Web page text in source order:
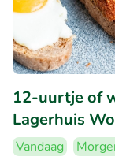
12-uurtje of
Lagerhuis
Vandaag